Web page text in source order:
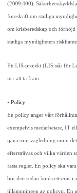
(2009:400),
föreskrift om statliga
om krisberedskap och
statliga myndigheters
Ett LIS-projekt (LIS står för
ut i att ta fram
• Policy
En policy anger vårt
exempelvis medarbetare, IT
tjäna som vägledning inom
eftersträvas och vilka värden
fasta regler. En policy ska
bör den sedan konkretiseras i
tillämpningen av policyn. En